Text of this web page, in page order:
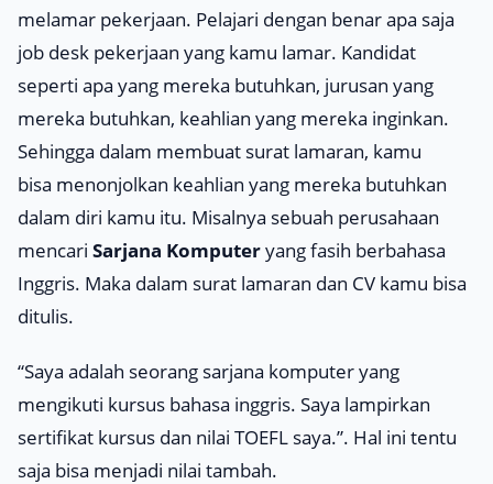
melamar pekerjaan. Pelajari dengan benar apa saja
job desk pekerjaan yang kamu lamar. Kandidat
seperti apa yang mereka butuhkan, jurusan yang
mereka butuhkan, keahlian yang mereka inginkan.
Sehingga dalam membuat surat lamaran, kamu
bisa menonjolkan keahlian yang mereka butuhkan
dalam diri kamu itu. Misalnya sebuah perusahaan
mencari Sarjana Komputeryang fasih berbahasa
Inggris. Maka dalam surat lamaran dan CV kamu bisa
ditulis.
“Saya adalah seorang sarjana komputer yang
mengikuti kursus bahasa inggris. Saya lampirkan
sertifikat kursus dan nilai TOEFL saya.”. Hal ini tentu
saja bisa menjadi nilai tambah.